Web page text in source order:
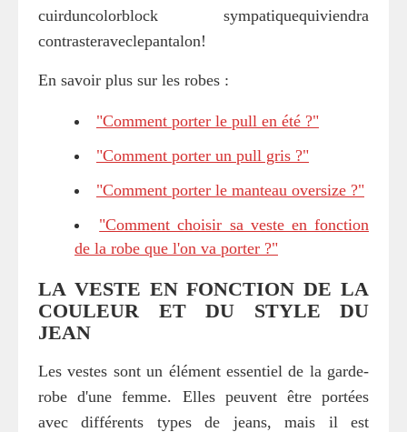
cuirduncolorblock sympatiquequiviendra
contrasteraveclepantalon!
En savoir plus sur les robes :
"Comment porter le pull en été ?"
"Comment porter un pull gris ?"
"Comment porter le manteau oversize ?"
"Comment choisir sa veste en fonction
de la robe que l'on va porter ?"
LA VESTE EN FONCTION DE LA
COULEUR ET DU STYLE DU
JEAN
Les vestes sont un élément essentiel de la garde-
robe d'une femme. Elles peuvent être portées
avec différents types de jeans, mais il est